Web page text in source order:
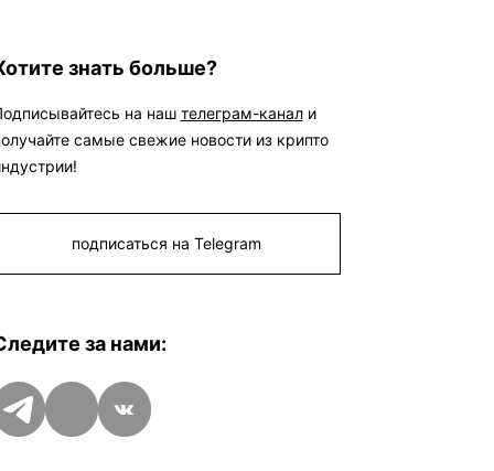
запросы получают даже те участники
быть лицензированы.@SatoshiNews
- главное о крипте Криптокарта |
eSIM |
BingX
знать больше?
на наш телеграм-канали
самые свежие новости из крипто
подписаться на Telegram
за нами:
Telegram
ДзенVK